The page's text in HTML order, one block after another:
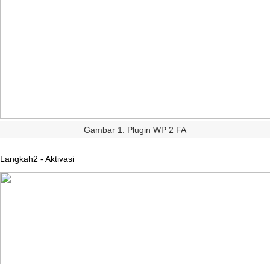
Gambar 1 Plugin WP 2 FA
Langkah2 - Aktivasi